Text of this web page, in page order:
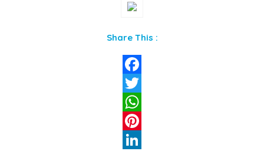
Share This :
Facebook
Twitter
WhatsApp
Pinterest